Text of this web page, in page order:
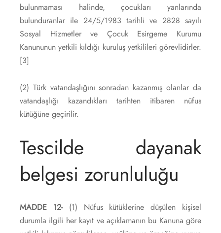
bulunmaması halinde, çocukları yanlarında
bulunduranlar ile 24/5/1983 tarihli ve 2828 sayılı
Sosyal Hizmetler ve Çocuk Esirgeme Kurumu
Kanununun yetkili kıldığı kuruluş yetkilileri görevlidirler.
[3]
(2) Türk vatandaşlığını sonradan kazanmış olanlar da
vatandaşlığı kazandıkları tarihten itibaren nüfus
kütüğüne geçirilir.
Tescilde dayanak
belgesi zorunluluğu
MADDE 12-(1) Nüfus kütüklerine düşülen kişisel
durumla ilgili her kayıt ve açıklamanın bu Kanuna göre